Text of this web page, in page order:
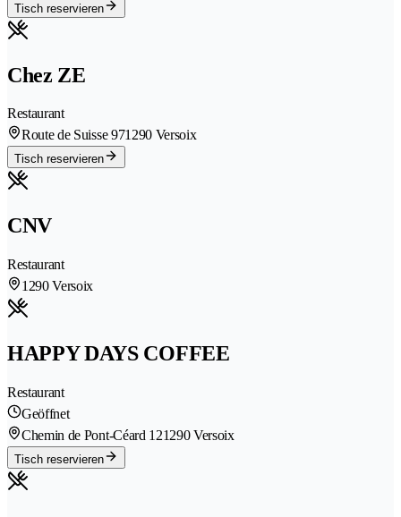
Tisch reservieren
Chez ZE
Restaurant
Route de Suisse 971290 Versoix
Tisch reservieren
CNV
Restaurant
1290 Versoix
HAPPY DAYS COFFEE
Restaurant
Geöffnet
Chemin de Pont-Céard 121290 Versoix
Tisch reservieren